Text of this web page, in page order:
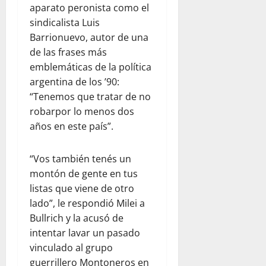
aparato peronista como el
sindicalista Luis
Barrionuevo, autor de una
de las frases más
emblemáticas de la política
argentina de los ’90:
“Tenemos que tratar de no
robarpor lo menos dos
años en este país”.
“Vos también tenés un
montón de gente en tus
listas que viene de otro
lado”, le respondió Milei a
Bullrich y la acusó de
intentar lavar un pasado
vinculado al grupo
guerrillero Montoneros en